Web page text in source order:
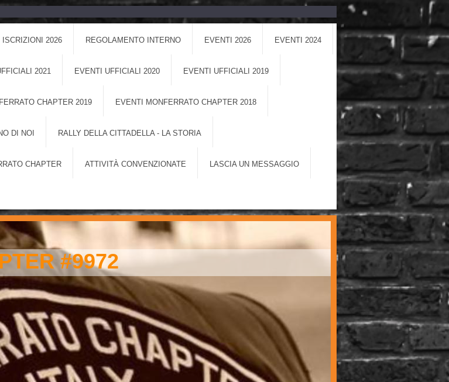
ISCRIZIONI 2026 REGOLAMENTO INTERNO EVENTI 2026 EVENTI 2024
2021 EVENTI UFFICIALI 2020 EVENTI UFFICIALI 2019
CHAPTER 2019 EVENTI MONFERRATO CHAPTER 2018
DI NOI RALLY DELLA CITTADELLA - LA STORIA
CHAPTER ATTIVITÀ CONVENZIONATE LASCIA UN MESSAGGIO
#9972